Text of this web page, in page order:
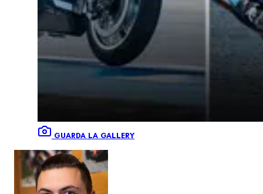
GUARDA LA GALLERY